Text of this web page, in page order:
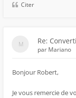
Citer
Re:
par Mariano
Bonjour Robert,
Je vous remercie de